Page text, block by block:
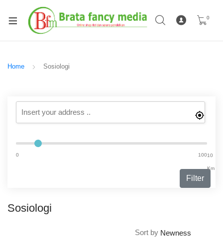
0
Home Sosiologi
0 10
Km
100
Filter
Sosiologi
Sort by